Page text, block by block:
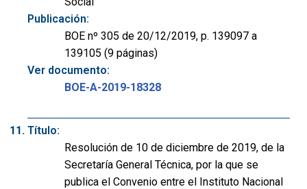
Publicación:
BOE nº 305 de 20/12/2019, p. 139097 a
139105 (9 páginas)
Ver documento:
BOE-A-2019-18328
Título:
Resolución de 10 de diciembre de 2019, de la
Secretaría General Técnica, por la que se
publica el Convenio entre el Instituto Nacional